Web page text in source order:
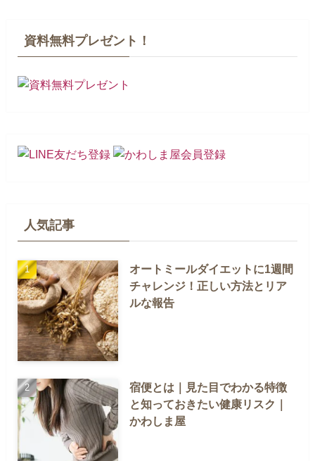
資料無料プレゼント！
人気記事
オートミールダイエットに1週間
チャレンジ！正しい方法とリア
ルな報告
宿便とは｜見た目でわかる特徴
と知っておきたい健康リスク｜
かわしま屋